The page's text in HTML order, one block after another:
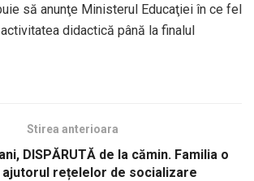
să anunţe Ministerul Educaţiei în ce fel
didactică până la finalul
Stirea anterioara
DISPĂRUTĂ de la cămin. Familia o
ajutorul rețelelor de socializare